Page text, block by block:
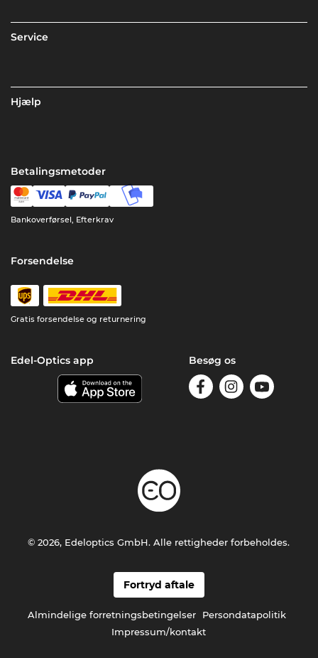
Service
Hjælp
Betalingsmetoder
Bankoverførsel, Efterkrav
Forsendelse
Gratis forsendelse og returnering
Edel-Optics app Besøg os
Fortryd aftale
Almindelige forretningsbetingelser
Persondatapolitik
Impressum/kontakt
© 2026, Edeloptics GmbH. Alle rettigheder forbeholdes.